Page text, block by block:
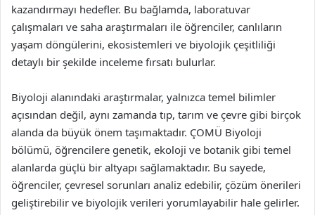
kazandırmayı hedefler. Bu bağlamda, laboratuvar
çalışmaları ve saha araştırmaları ile öğrenciler, canlıların
yaşam döngülerini, ekosistemleri ve biyolojik çeşitliliği
detaylı bir şekilde inceleme fırsatı bulurlar.
Biyoloji alanındaki araştırmalar, yalnızca temel bilimler
açısından değil, aynı zamanda tıp, tarım ve çevre gibi birçok
alanda da büyük önem taşımaktadır. ÇOMÜ Biyoloji
bölümü, öğrencilere genetik, ekoloji ve botanik gibi temel
alanlarda güçlü bir altyapı sağlamaktadır. Bu sayede,
öğrenciler, çevresel sorunları analiz edebilir, çözüm önerileri
geliştirebilir ve biyolojik verileri yorumlayabilir hale gelirler.